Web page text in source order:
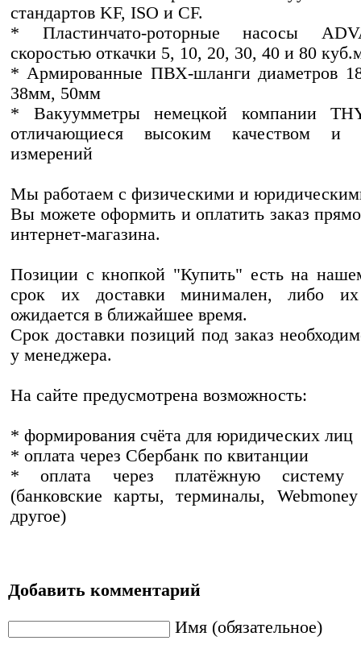
стандартов KF, ISO и CF.
* Пластинчато-роторные насосы
скоростью откачки 5, 10, 20, 30, 40 и 80
* Армированные ПВХ-шланги диаметров
38мм, 50мм
* Вакуумметры немецкой компании
отличающиеся высоким качеством и
измерений
Мы работаем с физическими и
Вы можете оформить и оплатить заказ
интернет-магазина.
Позиции с кнопкой "Купить" есть на
срок их доставки минимален, либо их
ожидается в ближайшее время.
Срок доставки позиций под заказ
у менеджера.
На сайте предусмотрена возможность:
* формирования счёта для юридических лиц
* оплата через Сбербанк по квитанции
* оплата через платёжную систему
(банковские карты, терминалы,
другое)
Добавить комментарий
Имя (обязательное)